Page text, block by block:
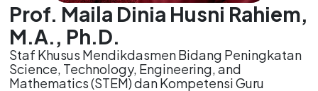
Prof. Maila Dinia Husni Rahiem,
M.A., Ph.D.
Staf Khusus Mendikdasmen Bidang Peningkatan
Science, Technology, Engineering, and
Mathematics (STEM) dan Kompetensi Guru